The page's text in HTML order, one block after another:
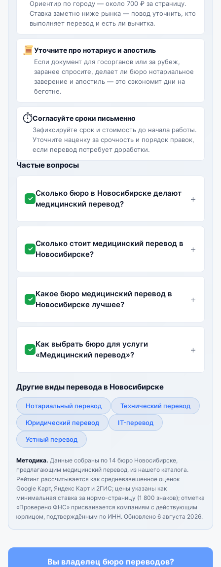
Ориентир по городу — около 700 ₽ за страницу.
Ставка заметно ниже рынка — повод уточнить, кто
выполняет перевод и есть ли вычитка.
Уточните про нотариус и апостиль
Если документ для госорганов или за рубеж,
заранее спросите, делает ли бюро нотариальное
заверение и апостиль — это сэкономит дни на
беготне.
⏱Согласуйте сроки письменно
Зафиксируйте срок и стоимость до начала работы.
Уточните наценку за срочность и порядок правок,
если перевод потребует доработки.
Частые вопросы
Сколько бюро в Новосибирске делают
медицинский перевод?
Сколько стоит медицинский перевод в
Новосибирске?
Какое бюро медицинский перевод в
Новосибирске лучшее?
Как выбрать бюро для услуги
«Медицинский перевод»?
Другие виды перевода в Новосибирске
Нотариальный перевод Технический перевод
Юридический перевод IT-перевод
Устный перевод
Методика. Данные собраны по 14 бюро Новосибирске,
предлагающим медицинский перевод, из нашего каталога.
Рейтинг рассчитывается как средневзвешенное оценок
Google Карт, Яндекс Карт и 2ГИС; цены указаны как
минимальная ставка за нормо-страницу (1 800 знаков); отметка
«Проверено ФНС» присваивается компаниям с действующим
юрлицом, подтверждённым по ИНН. Обновлено 6 августа 2026.
Вы владелец бюро переводов?